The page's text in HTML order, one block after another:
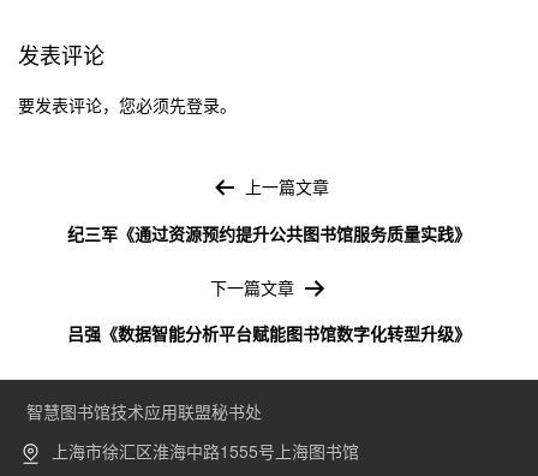
发表评论
要发表评论，您必须先登录。
上一篇文章
纪三军《通过资源预约提升公共图书馆服务质量实践》
下一篇文章
吕强《数据智能分析平台赋能图书馆数字化转型升级》
智慧图书馆技术应用联盟秘书处
上海市徐汇区淮海中路1555号上海图书馆